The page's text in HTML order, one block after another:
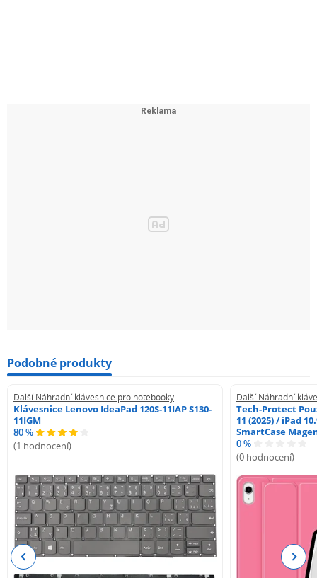
Podobné produkty
Další Náhradní klávesnice pro notebooky
Klávesnice Lenovo IdeaPad 120S-11IAP S130-
11IGM
80 %
(1 hodnocení)
Další Náhradní
Tech-Protect
11 (2025) / iPad
SmartCase
0 %
(0 hodnocení)
Previous Next